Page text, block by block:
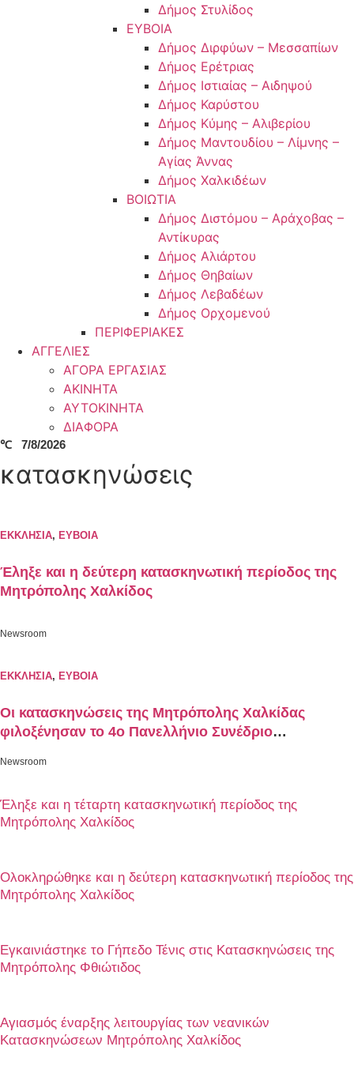
Δήμος Στυλίδος
ΕΥΒΟΙΑ
Δήμος Διρφύων – Μεσσαπίων
Δήμος Ερέτριας
Δήμος Ιστιαίας – Αιδηψού
Δήμος Καρύστου
Δήμος Κύμης – Αλιβερίου
Δήμος Μαντουδίου – Λίμνης –
Αγίας Άννας
Δήμος Χαλκιδέων
ΒΟΙΩΤΙΑ
Δήμος Διστόμου – Αράχοβας –
Αντίκυρας
Δήμος Αλιάρτου
Δήμος Θηβαίων
Δήμος Λεβαδέων
Δήμος Ορχομενού
ΠΕΡΙΦΕΡΙΑΚΕΣ
ΑΓΓΕΛΙΕΣ
ΑΓΟΡΑ ΕΡΓΑΣΙΑΣ
ΑΚΙΝΗΤΑ
ΑΥΤΟΚΙΝΗΤΑ
ΔΙΑΦΟΡΑ
℃ 7/8/2026
κατασκηνώσεις
ΕΚΚΛΗΣΙΑ, ΕΥΒΟΙΑ
Έληξε και η δεύτερη κατασκηνωτική περίοδος της
Μητρόπολης Χαλκίδος
Newsroom
ΕΚΚΛΗΣΙΑ, ΕΥΒΟΙΑ
Οι κατασκηνώσεις της Μητρόπολης Χαλκίδας
φιλοξένησαν το 4o Πανελλήνιο Συνέδριο
Newsroom
Έληξε και η τέταρτη κατασκηνωτική περίοδος της
Μητρόπολης Χαλκίδος
Ολοκληρώθηκε και η δεύτερη κατασκηνωτική περίοδος της
Μητρόπολης Χαλκίδος
Εγκαινιάστηκε το Γήπεδο Τένις στις Κατασκηνώσεις της
Μητρόπολης Φθιώτιδος
Αγιασμός έναρξης λειτουργίας των νεανικών
Κατασκηνώσεων Μητρόπολης Χαλκίδος